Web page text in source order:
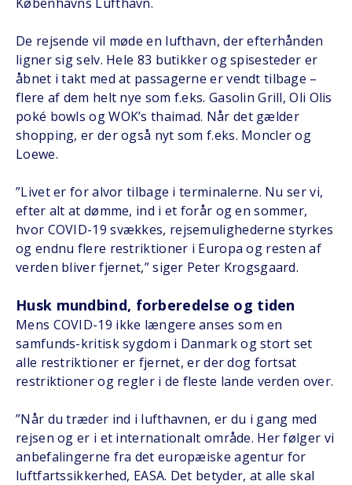
De rejsende vil møde en lufthavn, der efterhånden
ligner sig selv. Hele 83 butikker og spisesteder er
åbnet i takt med at passagerne er vendt tilbage –
flere af dem helt nye som f.eks. Gasolin Grill, Oli Olis
poké bowls og WOK’s thaimad. Når det gælder
shopping, er der også nyt som f.eks. Moncler og
Loewe.
”Livet er for alvor tilbage i terminalerne. Nu ser vi,
efter alt at dømme, ind i et forår og en sommer,
hvor COVID-19 svækkes, rejsemulighederne styrkes
og endnu flere restriktioner i Europa og resten af
verden bliver fjernet,” siger Peter Krogsgaard.
Husk mundbind, forberedelse og tiden
Mens COVID-19 ikke længere anses som en
samfunds-kritisk sygdom i Danmark og stort set
alle restriktioner er fjernet, er der dog fortsat
restriktioner og regler i de fleste lande verden over.
”Når du træder ind i lufthavnen, er du i gang med
rejsen og er i et internationalt område. Her følger vi
anbefalingerne fra det europæiske agentur for
luftfartssikkerhed, EASA. Det betyder, at alle skal